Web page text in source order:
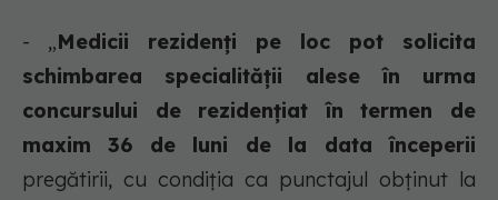
- „Medicii rezidenți pe loc pot solicita
schimbarea specialității alese în urma
concursului de rezidențiat în termen de
maxim 36 de luni de la data începerii
pregătirii, cu condiția ca punctajul obținut la